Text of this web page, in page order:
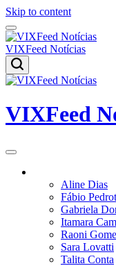
Skip to content
VIXFeed Notícias
VIXFeed
Aline Dias
Fábio
Gabriela
Itamara
Raoni
Sara Lovatti
Talita Conta